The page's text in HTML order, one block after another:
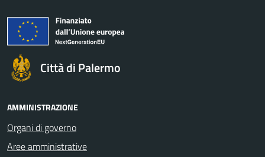
Città di Palermo
AMMINISTRAZIONE
Organi di governo
Aree amministrative